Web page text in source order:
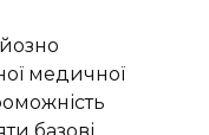
медичної